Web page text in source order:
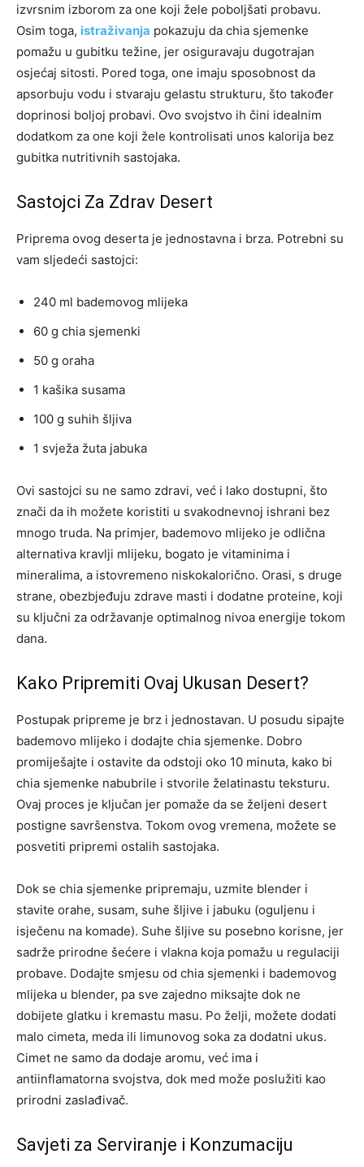
izvrsnim izborom za one koji žele poboljšati probavu.
Osim toga, istraživanja pokazuju da chia sjemenke
pomažu u gubitku težine, jer osiguravaju dugotrajan
osjećaj sitosti. Pored toga, one imaju sposobnost da
apsorbuju vodu i stvaraju gelastu strukturu, što također
doprinosi boljoj probavi. Ovo svojstvo ih čini idealnim
dodatkom za one koji žele kontrolisati unos kalorija bez
gubitka nutritivnih sastojaka.
Sastojci Za Zdrav Desert
Priprema ovog deserta je jednostavna i brza. Potrebni su
vam sljedeći sastojci:
240 ml bademovog mlijeka
60 g chia sjemenki
50 g oraha
1 kašika susama
100 g suhih šljiva
1 svježa žuta jabuka
Ovi sastojci su ne samo zdravi, već i lako dostupni, što
znači da ih možete koristiti u svakodnevnoj ishrani bez
mnogo truda. Na primjer, bademovo mlijeko je odlična
alternativa kravlji mlijeku, bogato je vitaminima i
mineralima, a istovremeno niskokalorično. Orasi, s druge
strane, obezbjeđuju zdrave masti i dodatne proteine, koji
su ključni za održavanje optimalnog nivoa energije tokom
dana.
Kako Pripremiti Ovaj Ukusan Desert?
Postupak pripreme je brz i jednostavan. U posudu sipajte
bademovo mlijeko i dodajte chia sjemenke. Dobro
promiješajte i ostavite da odstoji oko 10 minuta, kako bi
chia sjemenke nabubrile i stvorile želatinastu teksturu.
Ovaj proces je ključan jer pomaže da se željeni desert
postigne savršenstva. Tokom ovog vremena, možete se
posvetiti pripremi ostalih sastojaka.
Dok se chia sjemenke pripremaju, uzmite blender i
stavite orahe, susam, suhe šljive i jabuku (oguljenu i
isječenu na komade). Suhe šljive su posebno korisne, jer
sadrže prirodne šećere i vlakna koja pomažu u regulaciji
probave. Dodajte smjesu od chia sjemenki i bademovog
mlijeka u blender, pa sve zajedno miksajte dok ne
dobijete glatku i kremastu masu. Po želji, možete dodati
malo cimeta, meda ili limunovog soka za dodatni ukus.
Cimet ne samo da dodaje aromu, već ima i
antiinflamatorna svojstva, dok med može poslužiti kao
prirodni zaslađivač.
Savjeti za Serviranje i Konzumaciju